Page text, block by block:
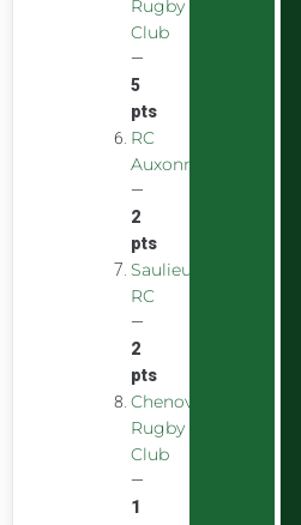
Rugby
Club
—
5
pts
RC
Auxonnais
—
2
pts
Saulieu
RC
—
2
pts
Chenove
Rugby
Club
—
1